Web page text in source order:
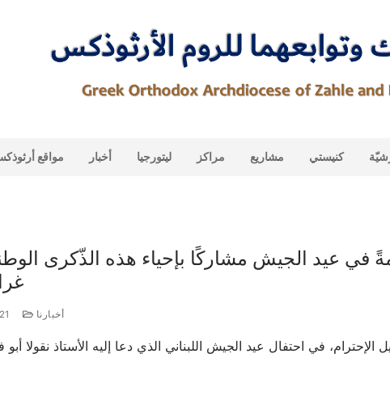
مواقع أخبار ليتورجيا مراكز مشاريع كنيستي
عيد الجيش مشاركًا بإحياء هذه الذّكرى
غران
أخبارنا
في احتفال عيد الجيش اللبناني الذي دعا إليه الأستاذ نقولا